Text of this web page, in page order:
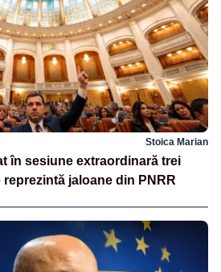
Stoica Marian
în sesiune extraordinară trei
jaloane din PNRR